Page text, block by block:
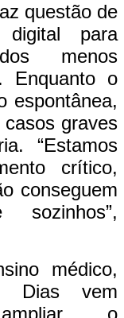
questão de
digital para
menos
Enquanto o
espontânea,
graves
“Estamos
crítico,
conseguem
sozinhos”,
médico,
Dias vem
o